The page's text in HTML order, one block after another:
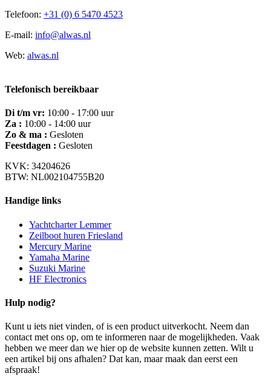
Telefoon: +31 (0) 6 5470 4523
E-mail: info@alwas.nl
Web: alwas.nl
Telefonisch bereikbaar
Di t/m vr: 10:00 - 17:00 uur
Za : 10:00 - 14:00 uur
Zo & ma : Gesloten
Feestdagen : Gesloten
KVK: 34204626
BTW: NL002104755B20
Handige links
Yachtcharter Lemmer
Zeilboot huren Friesland
Mercury Marine
Yamaha Marine
Suzuki Marine
HF Electronics
Hulp nodig?
Kunt u iets niet vinden, of is een product uitverkocht. Neem dan
contact met ons op, om te informeren naar de mogelijkheden. Vaak
hebben we meer dan we hier op de website kunnen zetten. Wilt u
een artikel bij ons afhalen? Dat kan, maar maak dan eerst een
afspraak!